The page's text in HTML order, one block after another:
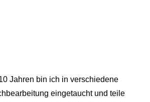
Jahren bin ich in verschiedene
eingetaucht und teile